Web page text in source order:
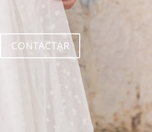
CONTACTAR